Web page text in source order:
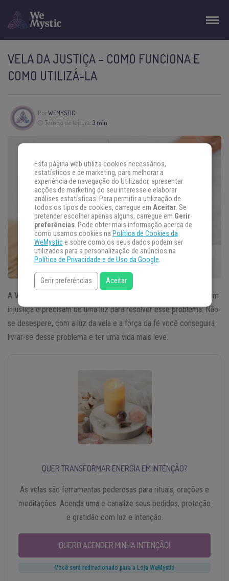
VELA DA JUSTIÇA – COMO FUNCIONA E
COMO UTILIZÁ-LA
PorWEMYSTIC
Tempo de leitura: 3 min
A Vela da Justiça
ajuda a todos aqueles que sofrem ou sofreram
injustiça e precisam de uma luz para resolver esse problema. Não
se desespere, com a luz da vela e a força da fé você conseguirá
livrar-se desse problema e ter uma vida mais leve.
QUER TRANSFORMAR ENERGIA EM INTENÇÃO?
As velas são ferramentas poderosas para rituais, orações e
meditações. Acenda uma e canalize seus pedidos, proteção
e gratidão com luz e intenção.
QUERO ACENDER MINHA INTENÇÃO!
Você será redirecionado para a Loja WeMystic
Esta página web utiliza cookies necessários,
estatísticos e de marketing, para melhorar a
experiência de navegação do Utilizador, apresentar
acções de marketing do seu interesse e elaborar
análises estatísticas. Para permitir a utilização de
todos os tipos de cookies, carregue em Aceitar. Se
pretender escolher apenas alguns, carregue em Gerir
preferências. Pode obter mais informação acerca de
como usamos cookies na Política de Cookies da
WeMystice sobre como os seus dados podem ser
utilizados para a personalização de anúncios na
Política de Privacidade e de Uso da Google.
Gerir preferências Aceitar